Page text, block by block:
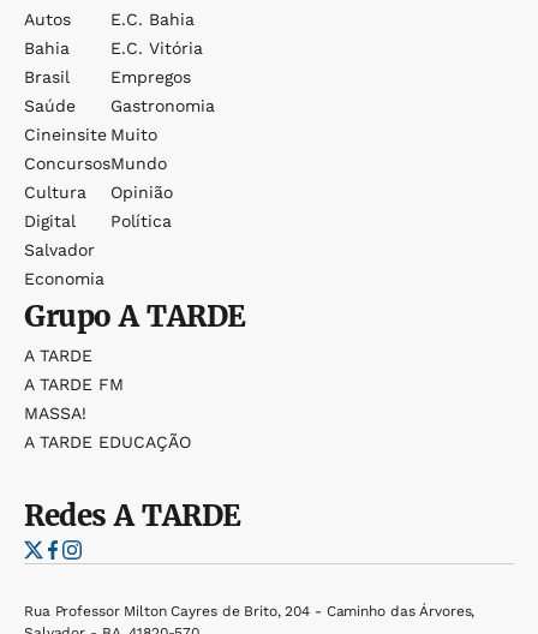
Autos
Bahia
Brasil
Saúde
Cineinsite
Concursos
Cultura
Digital
Salvador
Economia
E.c. Bahia
E.c. Vitória
Empregos
Gastronomia
Muito
Mundo
Opinião
Política
GrupoA TARDE
A TARDE
A TARDE FM
MASSA!
A TARDE EDUCAÇÃO
RedesA TARDE
Rua Professor Milton Cayres de Brito, 204 - Caminho das Árvores,